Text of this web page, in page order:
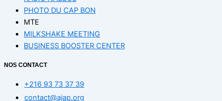
PHOTO DU CAP BON
MTE
MILKSHAKE MEETING
BUSINESS BOOSTER CENTER
NOS CONTACT
+216 93 73 37 39
contact@ajap.org